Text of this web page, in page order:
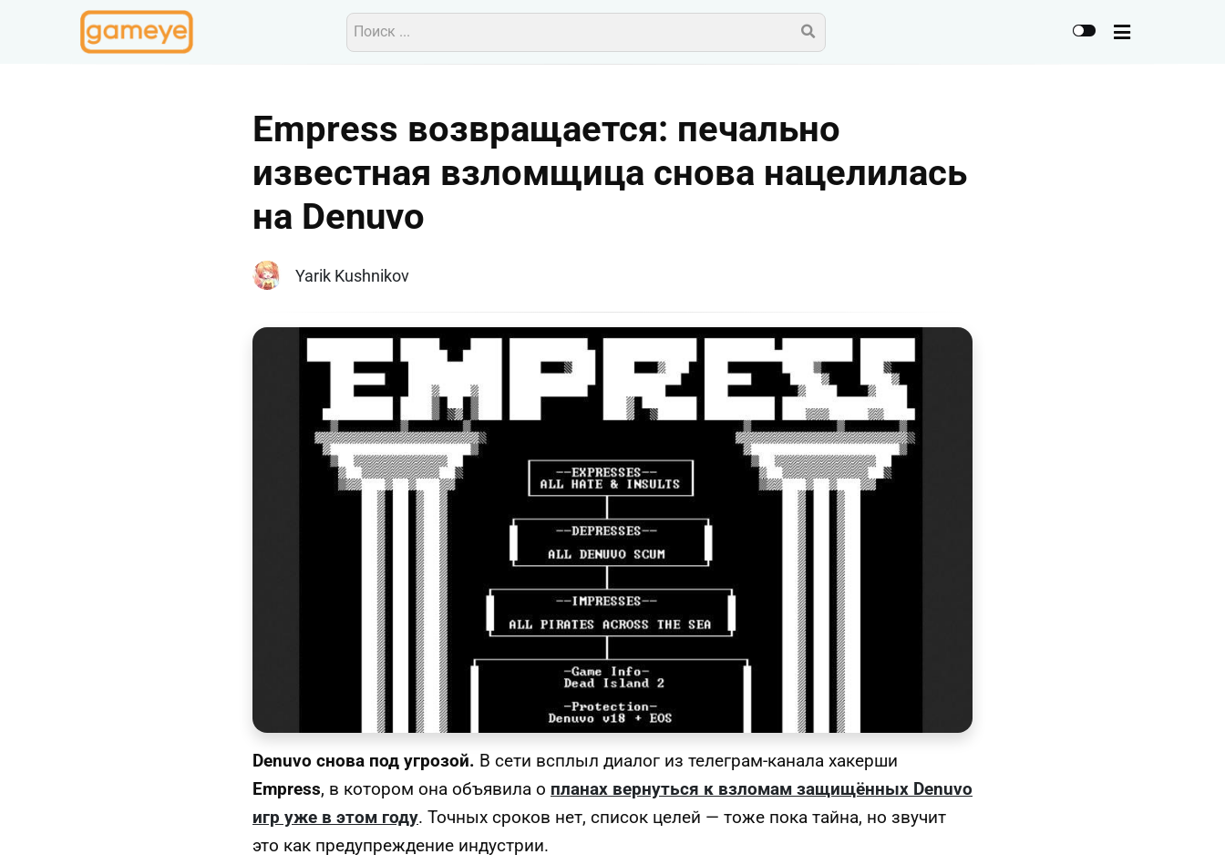
Empress возвращается: печально
известная взломщица снова нацелилась
на Denuvo
Yarik Kushnikov
Denuvo снова под угрозой. В сети всплыл диалог из телеграм-канала хакерши
Empress, в котором она объявила о планах вернуться к взломам защищённых Denuvo
игр уже в этом году. Точных сроков нет, список целей — тоже пока тайна, но звучит
это как предупреждение индустрии.